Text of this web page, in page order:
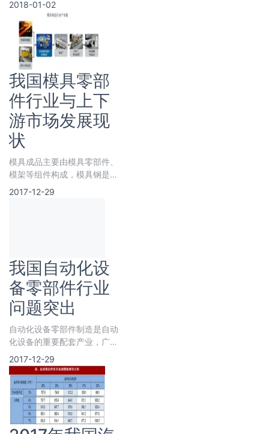
2018-01-02
我国模具零部
件行业与上下
游市场发展现
状
模具成品主要由模具零部件、
模架等组件构成，模具钢是模
具零部件的主要原材料，同时
2017-12-29
我国自动化设
备零部件行业
问题突出
自动化设备零部件制造是自动
化设备的重要配套产业，广泛
应用于汽车、数控机床、自动
化输送设备、机器人、变压器
制
2017-12-29